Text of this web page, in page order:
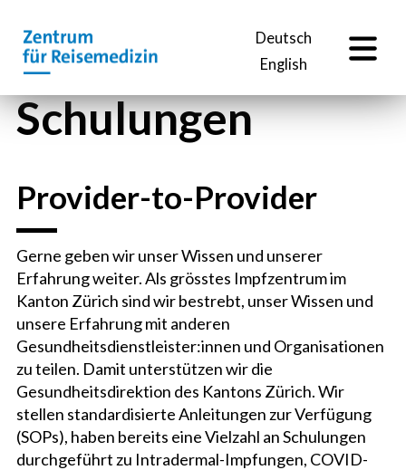
Deutsch
English
Schulungen
Provider-to-Provider
Gerne geben wir unser Wissen und unserer
Erfahrung weiter. Als grösstes Impfzentrum im
Kanton Zürich sind wir bestrebt, unser Wissen und
unsere Erfahrung mit anderen
Gesundheitsdienstleister:innen und Organisationen
zu teilen. Damit unterstützen wir die
Gesundheitsdirektion des Kantons Zürich. Wir
stellen standardisierte Anleitungen zur Verfügung
(SOPs), haben bereits eine Vielzahl an Schulungen
durchgeführt zu Intradermal-Impfungen, COVID-